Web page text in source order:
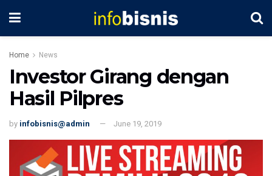
Home News
Investor Girang dengan
Hasil Pilpres
by infobisnis@admin June 19, 2019